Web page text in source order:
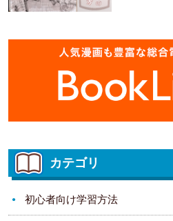
カテゴリ
初心者向け学習方法